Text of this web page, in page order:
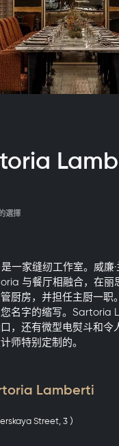
選擇
一家缝纫工作室。威廉
与餐厅相融合，在
厨房，并担任主厨一
名字的缩写。Sartoria
，还有微型电熨斗和
师特别定制的。
Lamberti
Street, 3 ）